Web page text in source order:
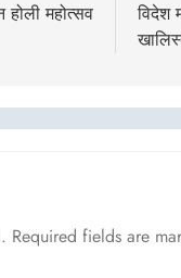
होली महोत्सव
विदेश
Required fields are